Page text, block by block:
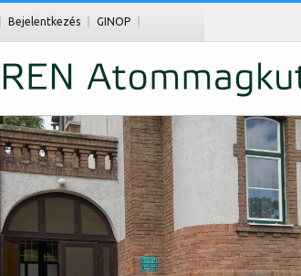
Bejelentkezés GINOP